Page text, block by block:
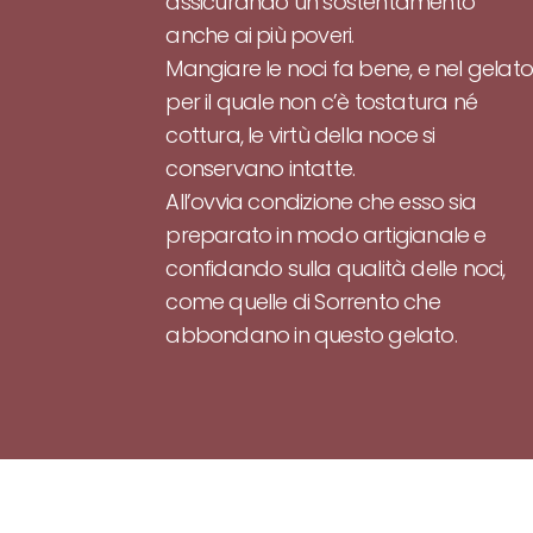
anche ai più poveri.
Mangiare le noci fa bene, e nel
per il quale non c’è tostatura né
cottura, le virtù della noce si
conservano intatte.
All’ovvia condizione che esso sia
preparato in modo artigianale e
confidando sulla qualità delle noci,
come quelle di Sorrento che
abbondano in questo gelato.